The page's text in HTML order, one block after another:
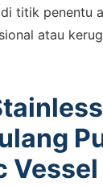
titik penentu
atau
Vessel